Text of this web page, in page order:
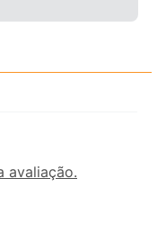
avaliação.